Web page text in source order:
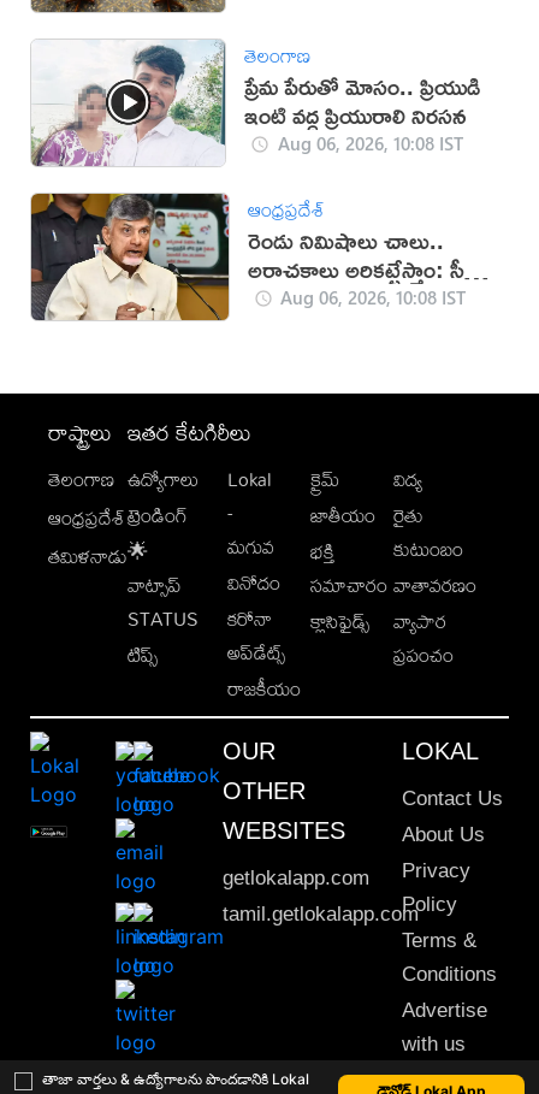
తాజా వార్తలు & ఉద్యోగాలను పొందడానికి Lokal
తెలంగాణ
ప్రేమ పేరుతో మోసం.. ప్రియుడి
ఇంటి వద్ద ప్రియురాలి నిరసన
Aug 06, 2026, 10:08 IST
ఆంధ్రప్రదేశ్
రెండు నిమిషాలు చాలు..
అరాచకాలు అరికట్టేస్తాం: సీఎం
చంద్రబాబు
Aug 06, 2026, 10:08 IST
రాష్ట్రాలు
తెలంగాణ
ఆంధ్రప్రదేశ్
తమిళనాడు
ఇతర కేటగిరీలు
ఉద్యోగాలు
ట్రెండింగ్
🌟
వాట్సాప్
STATUS
టిప్స్
Lokal
-
మగువ
వినోదం
కరోనా
అప్‌డేట్స్
రాజకీయం
క్రైమ్
జాతీయం
భక్తి
సమాచారం
క్లాసిఫైడ్స్
విద్య
రైతు
కుటుంబం
వాతావరణం
వ్యాపార
ప్రపంచం
OUR
OTHER
WEBSITES
getlokalapp.com
tamil.getlokalapp.com
LOKAL
Contact Us
About Us
Privacy
Policy
Terms &
Conditions
Advertise
with us
Sitemap